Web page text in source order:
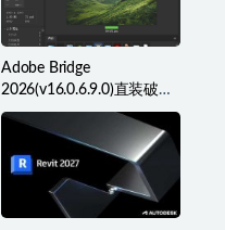
Adobe Bridge
2026(v16.0.6.9.0)直装破解
版(简称BR2026)